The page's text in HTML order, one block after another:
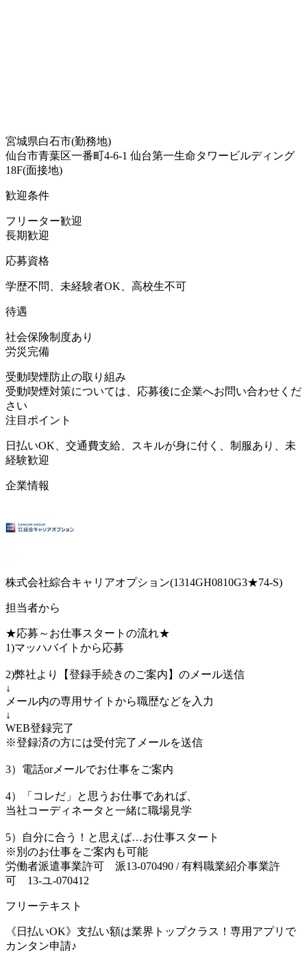
宮城県白石市(勤務地)
仙台市青葉区一番町4-6-1 仙台第一生命タワービルディング
18F(面接地)
歓迎条件
フリーター歓迎
長期歓迎
応募資格
学歴不問、未経験者OK、高校生不可
待遇
社会保険制度あり
労災完備
受動喫煙防止の取り組み
受動喫煙対策については、応募後に企業へお問い合わせくだ
さい
注目ポイント
日払いOK、交通費支給、スキルが身に付く、制服あり、未
経験歓迎
企業情報
株式会社綜合キャリアオプション(1314GH0810G3★74-S)
担当者から
★応募～お仕事スタートの流れ★
1)マッハバイトから応募
2)弊社より【登録手続きのご案内】のメール送信
↓
メール内の専用サイトから職歴などを入力
↓
WEB登録完了
※登録済の方には受付完了メールを送信
3）電話orメールでお仕事をご案内
4）「コレだ」と思うお仕事であれば、
当社コーディネータと一緒に職場見学
5）自分に合う！と思えば…お仕事スタート
※別のお仕事をご案内も可能
労働者派遣事業許可 派13-070490 / 有料職業紹介事業許
可 13-ユ-070412
フリーテキスト
《日払いOK》支払い額は業界トップクラス！専用アプリで
カンタン申請♪